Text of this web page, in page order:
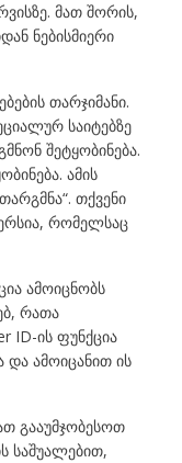
მათ შორის,
ნებისმიერი
თარჯიმანი.
საიტებზე
შეტყობინება.
ამის
თქვენი
რომელსაც
ამოიცნობს
რათა
ID-ის ფუნქცია
ამოიცანით ის
გააუმჯობესოთ
საშუალებით,